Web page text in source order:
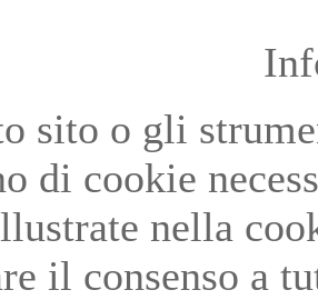
sito o gli
di cookie
nella
il consenso a